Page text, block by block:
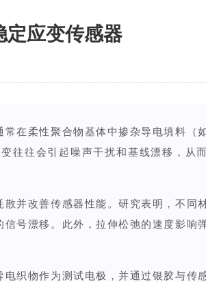
定应变传感器
在柔性聚合物基体中掺杂导电填料（
往往会引起噪声干扰和基线漂移 ，从
并改善传感器性能。研究表明，不同
号漂移。此外，拉伸松弛的速度影响
织物作为测试电极，并通过银胶与传